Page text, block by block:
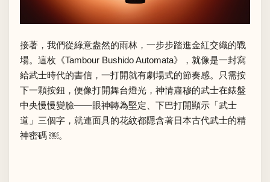
接著，我們從綠意盎然的雨林，一步步踏進金紅交織的戰
場。這枚《Tambour Bushido Automata》，就像是一封寫
給武士時代的書信，一打開就有劇場式的節奏感。只需按
下一顆按鈕，便像打開舞台燈光，神情肅穆的武士在錶盤
中央慢慢變臉——眼神轉為堅定、下巴打開顯示「武士
道」三個字，就連面具的花紋都隱含著日本古代武士的精
神密碼 ￼。